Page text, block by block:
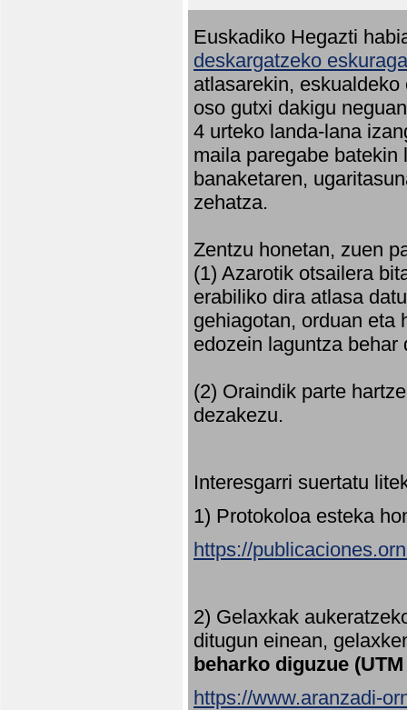
Euskadiko Hegazti
deskargatzeko
atlasarekin,
oso gutxi dakigu
4 urteko landa-lana
maila paregabe
banaketaren,
zehatza.
Zentzu honetan, zuen
(1) Azarotik otsailera
erabiliko dira atlasa
gehiagotan, orduan eta
edozein laguntza behar
(2) Oraindik parte
dezakezu.
Interesgarri suertatu
1) Protokoloa esteka
https://
2) Gelaxkak
ditugun einean,
beharko diguzue
https://www.aranzadi-